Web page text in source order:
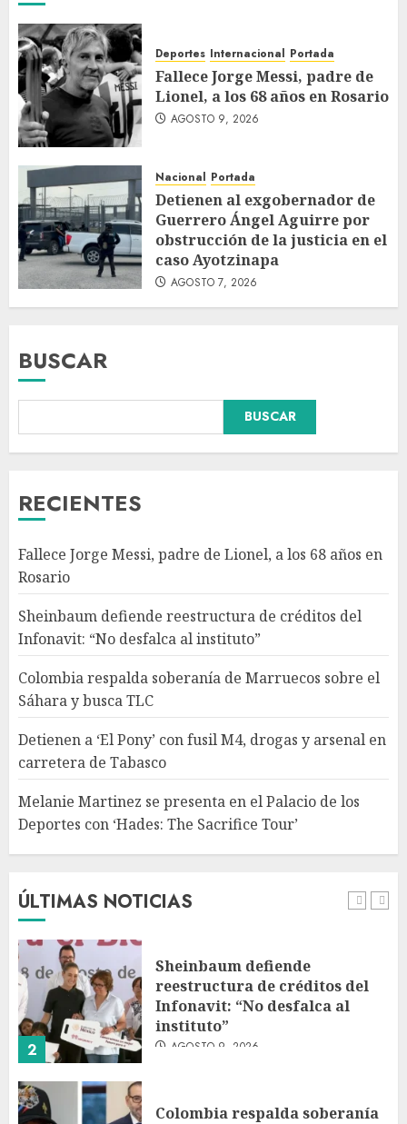
Deportes Internacional Portada
Fallece Jorge Messi, padre de
Lionel, a los 68 años en Rosario
AGOSTO 9, 2026
Nacional Portada
Detienen al exgobernador de
Guerrero Ángel Aguirre por
obstrucción de la justicia en el
caso Ayotzinapa
AGOSTO 7, 2026
BUSCAR
BUSCAR
RECIENTES
Fallece Jorge Messi, padre de Lionel, a los 68 años en
Rosario
Sheinbaum defiende reestructura de créditos del
Infonavit: “No desfalca al instituto”
Colombia respalda soberanía de Marruecos sobre el
Sáhara y busca TLC
Detienen a ‘El Pony’ con fusil M4, drogas y arsenal en
carretera de Tabasco
Melanie Martinez se presenta en el Palacio de los
Deportes con ‘Hades: The Sacrifice Tour’
ÚLTIMAS NOTICIAS
Colombia respalda soberanía
de Marruecos sobre el Sáhara
4
Detienen a ‘El Pony’ con fusil
M4, drogas y arsenal en
5
Melanie Martinez se presenta
AGOSTO 9, 2026
1
Lionel, a los 68 años en Rosario
2
Sheinbaum defiende
reestructura de créditos del
Infonavit: “No desfalca al
instituto”
AGOSTO 9, 2026
Colombia respalda soberanía